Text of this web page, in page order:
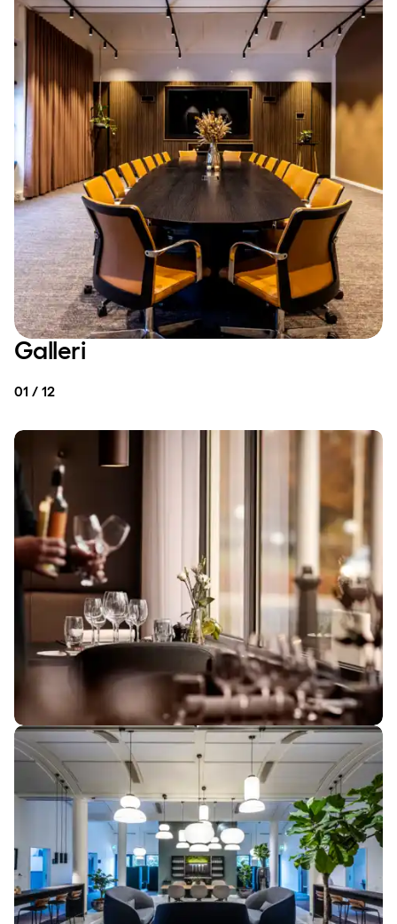
MØDE & KONFERENCE
Fleksible
mødelokaler til
jeres behov
Galleri
01 / 12